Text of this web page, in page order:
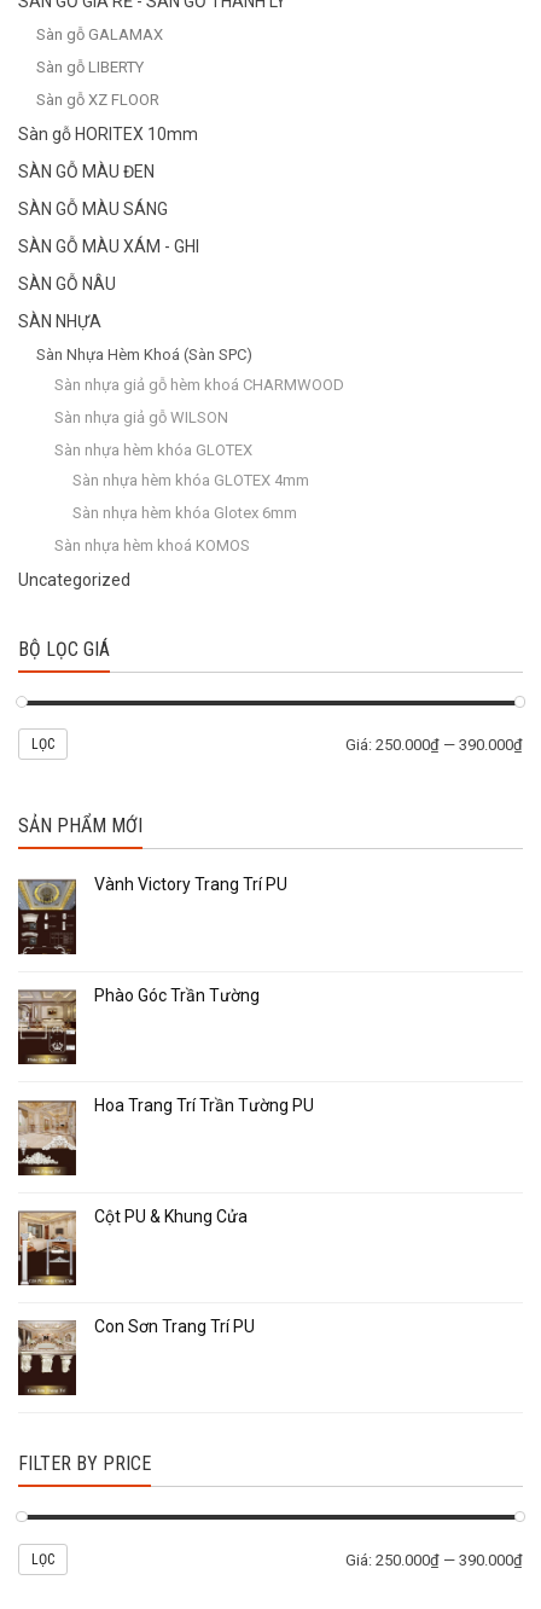
Sàn gỗ GALAMAX
Sàn gỗ LIBERTY
Sàn gỗ XZ FLOOR
Sàn gỗ HORITEX 10mm
SÀN GỖ MÀU ĐEN
SÀN GỖ MÀU SÁNG
SÀN GỖ MÀU XÁM - GHI
SÀN GỖ NÂU
SÀN NHỰA
Sàn Nhựa Hèm Khoá (Sàn SPC)
Sàn nhựa giả gỗ hèm khoá CHARMWOOD
Sàn nhựa giả gỗ WILSON
Sàn nhựa hèm khóa GLOTEX
Sàn nhựa hèm khóa GLOTEX 4mm
Sàn nhựa hèm khóa Glotex 6mm
Sàn nhựa hèm khoá KOMOS
Uncategorized
BỘ LỌC GIÁ
LỌC Giá: 250.000₫ — 390.000₫
SẢN PHẨM MỚI
Vành Victory Trang Trí PU
Phào Góc Trần Tường
Hoa Trang Trí Trần Tường PU
Cột PU & Khung Cửa
Con Sơn Trang Trí PU
FILTER BY PRICE
LỌC Giá: 250.000₫ — 390.000₫